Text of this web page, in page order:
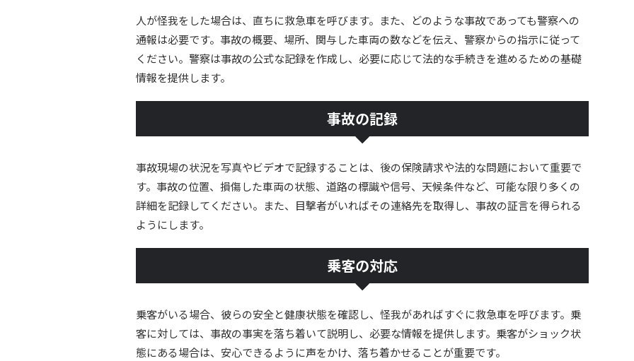
人が怪我をした場合は、直ちに救急車を呼びます。また、どのような事故であっても警察への
通報は必要です。事故の概要、場所、関与した車両の数などを伝え、警察からの指示に従って
ください。警察は事故の公式な記録を作成し、必要に応じて法的な手続きを進めるための基礎
情報を提供します。
事故の記録
事故現場の状況を写真やビデオで記録することは、後の保険請求や法的な問題において重要で
す。事故の位置、損傷した車両の状態、道路の標識や信号、天候条件など、可能な限り多くの
詳細を記録してください。また、目撃者がいればその連絡先を取得し、事故の証言を得られる
ようにします。
乗客の対応
乗客がいる場合、彼らの安全と健康状態を確認し、怪我があればすぐに救急車を呼びます。乗
客に対しては、事故の事実を落ち着いて説明し、必要な情報を提供します。乗客がショック状
態にある場合は、安心できるように声をかけ、落ち着かせることが重要です。